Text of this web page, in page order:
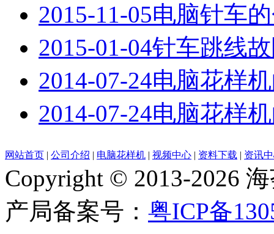
2015-11-05电脑针车
2015-01-04针车跳线
2014-07-24电脑花样
2014-07-24电脑花样
网站首页 | 公司介绍 | 电脑花样机 | 视频中心 | 资料下载 | 资讯
Copyright © 2013-2026
产局备案号： 粤ICP备